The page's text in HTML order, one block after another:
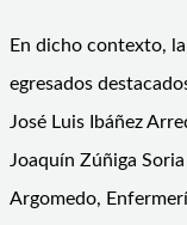
En dicho contexto,
egresados
José Luis Ibáñez
Joaquín Zúñiga
Argomedo,